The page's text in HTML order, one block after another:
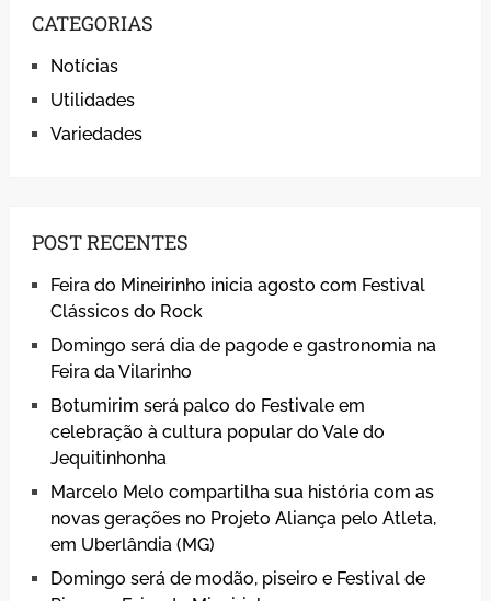
CATEGORIAS
Notícias
Utilidades
Variedades
POST RECENTES
Feira do Mineirinho inicia agosto com Festival
Clássicos do Rock
Domingo será dia de pagode e gastronomia na
Feira da Vilarinho
Botumirim será palco do Festivale em
celebração à cultura popular do Vale do
Jequitinhonha
Marcelo Melo compartilha sua história com as
novas gerações no Projeto Aliança pelo Atleta,
em Uberlândia (MG)
Domingo será de modão, piseiro e Festival de